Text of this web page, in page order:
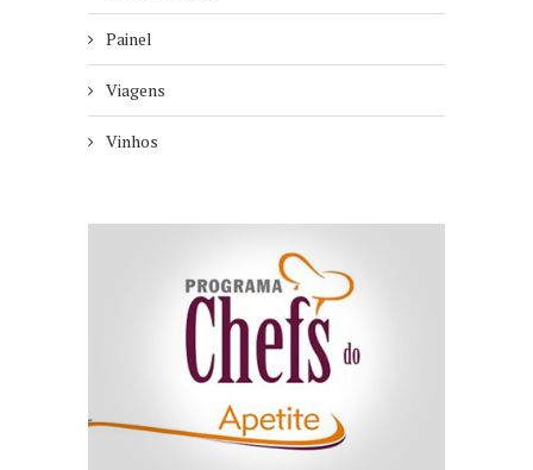
Painel
Viagens
Vinhos